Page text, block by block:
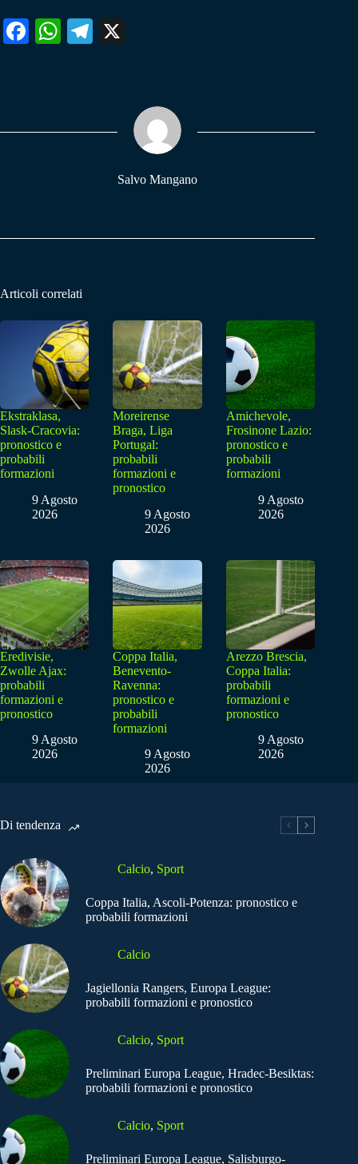
Fa W
pp
Te
m
Salvo Mangano
Articoli correlati
Ekstraklasa,
Slask-Cracovia:
pronostico e
probabili
formazioni
9 Agosto
2026
Moreirense
Braga, Liga
Portugal:
probabili
formazioni e
pronostico
9 Agosto
2026
Amichevole,
Frosinone Lazio:
pronostico e
probabili
formazioni
9 Agosto
2026
Eredivisie,
Zwolle Ajax:
probabili
formazioni e
pronostico
9 Agosto
2026
Coppa Italia,
Benevento-
Ravenna:
pronostico e
probabili
formazioni
9 Agosto
2026
Arezzo Brescia,
Coppa Italia:
probabili
formazioni e
pronostico
9 Agosto
2026
Di tendenza
Calcio, Sport
Coppa Italia, Ascoli-Potenza: pronostico e
probabili formazioni
Calcio
Jagiellonia Rangers, Europa League:
probabili formazioni e pronostico
Calcio, Sport
Preliminari Europa League, Hradec-Besiktas:
probabili formazioni e pronostico
Calcio, Sport
Preliminari Europa League, Salisburgo-